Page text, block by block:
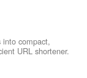
into compact,
URL shortener.